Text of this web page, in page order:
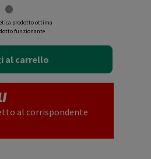
prodotto ottima
funzionante
al carrello
al corrispondente